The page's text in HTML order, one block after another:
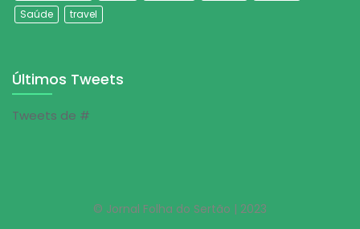
Saúde
travel
Últimos Tweets
Tweets de #
© Jornal Folha do Sertão | 2023